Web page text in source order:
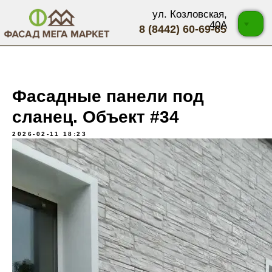
8 (8442) 60-69-65
ул. Козловская,
40А
Фасадные панели под
сланец. Объект #34
2026-02-11 18:23